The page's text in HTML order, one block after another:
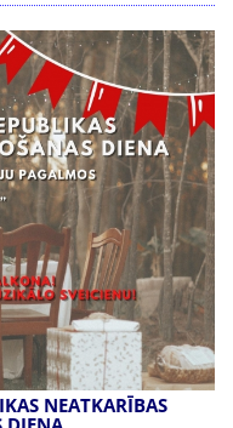
NEATKARĪBAS